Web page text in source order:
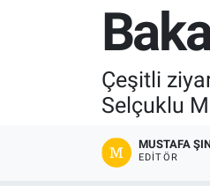
Çeşitli
Selçuklu
MUSTAFA
EDITÖR
Ekonomi
Süper Lig Puan
Son Dakika Haberleri
Haber Arşivi